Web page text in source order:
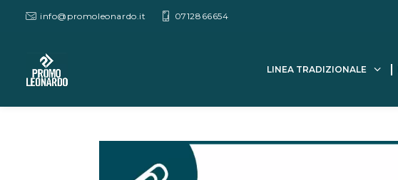
info@promoleonardo.it 0712866654
LINEA TRADIZIONALE